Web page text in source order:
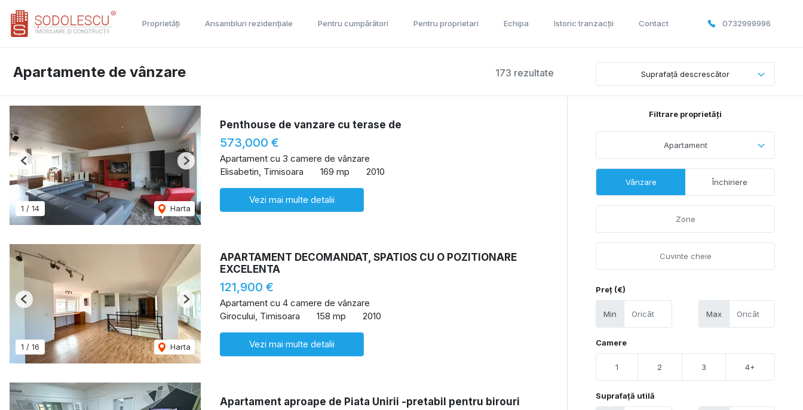
Proprietăți Ansambluri rezidențiale Pentru cumpărători Pentru proprietari Echipa Istoric tranzacții Contact 0732999996
173 rezultate
Apartamente de vânzare Suprafață descrescător
1 / 14 Harta
Previous Next
Penthouse de vanzare cu terase de
573,000 €
Apartament cu 3 camere de vânzare
Elisabetin, Timisoara
169 mp 2010
Vezi mai multe detalii
1 / 16 Harta
Previous Next
APARTAMENT DECOMANDAT, SPATIOS CU O POZITIONARE
EXCELENTA
121,900 €
Apartament cu 4 camere de vânzare
Girocului, Timisoara
158 mp 2010
Vezi mai multe detalii
Apartament aproape de Piata Unirii -pretabil pentru birouri
Filtrare proprietăți
Apartament
Vânzare Închiriere
Preț (€)
Min Max
Camere
1 2 3 4+
Suprafață utilă